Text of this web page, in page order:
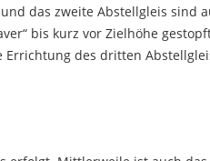
das zweite Abstellgleis sind
bis kurz vor Zielhöhe
des dritten